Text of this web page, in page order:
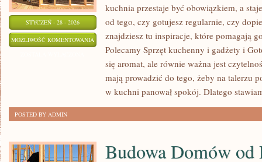
STYCZEŃ - 28 - 2026
MOŻLIWOŚĆ KOMENTOWANIA DANIA
SEZONOWE
kuchnia przestaje być obowiązkiem, a
od tego, czy gotujesz regularnie, czy
znajdziesz tu inspiracje, które pomagają
Polecamy Sprzęt kuchenny i gadżety i
się aromat, ale równie ważna jest
mają prowadzić do tego, żeby na talerzu
w kuchni panował spokój. Dlatego
POSTED BY ADMIN
Budowa Domów od